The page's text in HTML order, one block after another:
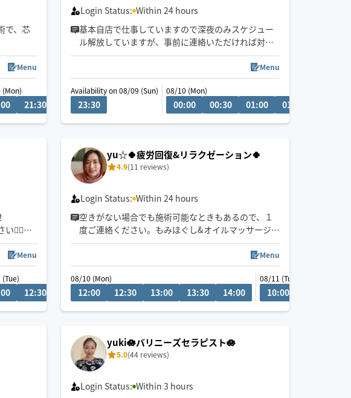
で、芯
Menu
21:30 22:00 22:30
08/12 (Wed)
21:30 22:00 22:30
Login Status: Within 24 hours
基本自店で仕事していますので深夜のみスケジュー
ル解放していますが、事前に連絡いただければ対応
できる日もあります
Menu
Availability on 08/09 (Sun)
23:30
08/10 (Mon)
00:00 00:30 01:00 01:30
💁‍♀️
いして
Menu
12:30 13:00
08/12 (Wed)
12:00 12:30 13:00 11:30 12:00
yu☆🍀疲労回復&リラクゼーション🍀
4.9(11 reviews)
Login Status: Within 24 hours
空きがない場合でも施術可能なときもあるので、１
度ご連絡ください。もみほぐし&オイルマッサージを
一緒にされるとコリも浮腫みもとれてスッキリする
のでオススメですよ～(^-^)/１人１人に寄り添う施術
を心掛けています。宜しくお願いいたします！県外
の方は高速代別途いただいております。新規のお客
様は県内最終受付22時、県外21時まで。リピート様
Menu
08/10 (Mon)
12:00 12:30 13:00 13:30 14:00
08/11 (Tue)
10:00
yuki🪷バリニーズセラピスト🪷
5.0(44 reviews)
Login Status: Within 3 hours